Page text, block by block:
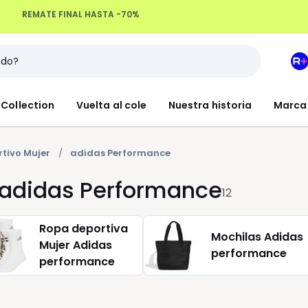
Devoluciones hasta 100 días
Collection Vuelta al cole Nuestra historia
Mi
Mujer adidas Performance
Performance12
Ropa deportiva
Mujer Adidas
performance
Mochilas Adidas
performance